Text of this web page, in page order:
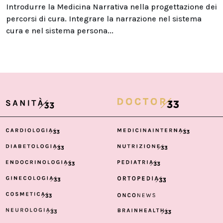
Introdurre la Medicina Narrativa nella progettazione dei
percorsi di cura. Integrare la narrazione nel sistema
cura e nel sistema persona...